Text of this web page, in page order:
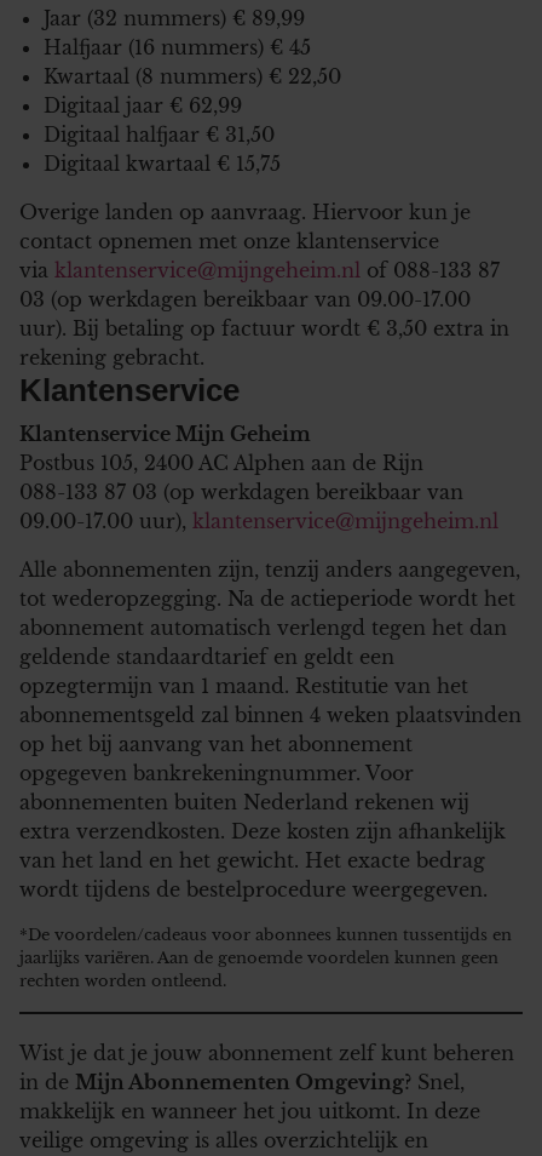
Jaar (32 nummers) € 89,99
Halfjaar (16 nummers) € 45
Kwartaal (8 nummers) € 22,50
Digitaal jaar € 62,99
Digitaal halfjaar € 31,50
Digitaal kwartaal € 15,75
Overige landen op aanvraag. Hiervoor kun je
contact opnemen met onze klantenservice
via klantenservice@mijngeheim.nl of 088-133 87
03 (op werkdagen bereikbaar van 09.00-17.00
uur). Bij betaling op factuur wordt € 3,50 extra in
rekening gebracht.
Klantenservice
Klantenservice Mijn Geheim
Postbus 105, 2400 AC Alphen aan de Rijn
088-133 87 03 (op werkdagen bereikbaar van
09.00-17.00 uur), klantenservice@mijngeheim.nl
Alle abonnementen zijn, tenzij anders aangegeven,
tot wederopzegging. Na de actieperiode wordt het
abonnement automatisch verlengd tegen het dan
geldende standaardtarief en geldt een
opzegtermijn van 1 maand. Restitutie van het
abonnementsgeld zal binnen 4 weken plaatsvinden
op het bij aanvang van het abonnement
opgegeven bankrekeningnummer. Voor
abonnementen buiten Nederland rekenen wij
extra verzendkosten. Deze kosten zijn afhankelijk
van het land en het gewicht. Het exacte bedrag
wordt tijdens de bestelprocedure weergegeven.
*De voordelen/cadeaus voor abonnees kunnen tussentijds en
jaarlijks variëren. Aan de genoemde voordelen kunnen geen
rechten worden ontleend.
Wist je dat je jouw abonnement zelf kunt beheren
in de Mijn Abonnementen Omgeving? Snel,
makkelijk en wanneer het jou uitkomt. In deze
veilige omgeving is alles overzichtelijk en